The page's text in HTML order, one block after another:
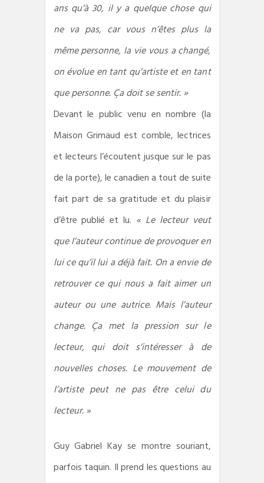
ans qu’à 30, il y a quelque chose qui
ne va pas, car vous n’êtes plus la
même personne, la vie vous a changé,
on évolue en tant qu’artiste et en tant
que personne. Ça doit se sentir. »
Devant le public venu en nombre (la
Maison Grimaud est comble, lectrices
et lecteurs l’écoutent jusque sur le pas
de la porte), le canadien a tout de suite
fait part de sa gratitude et du plaisir
d’être publié et lu. « Le lecteur veut
que l’auteur continue de provoquer en
lui ce qu’il lui a déjà fait. On a envie de
retrouver ce qui nous a fait aimer un
auteur ou une autrice. Mais l’auteur
change. Ça met la pression sur le
lecteur, qui doit s’intéresser à de
nouvelles choses. Le mouvement de
l’artiste peut ne pas être celui du
lecteur. »
Guy Gabriel Kay se montre souriant,
parfois taquin. Il prend les questions au